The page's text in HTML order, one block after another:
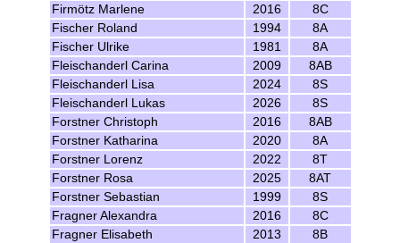
Firmötz Marlene
2016
8C
Fischer Roland
1994
8A
Fischer Ulrike
1981
8A
Fleischanderl Carina
2009
8AB
Fleischanderl Lisa
2024
8S
Fleischanderl Lukas
2026
8S
Forstner Christoph
2016
8AB
Forstner Katharina
2020
8A
Forstner Lorenz
2022
8T
Forstner Rosa
2025
8AT
Forstner Sebastian
1999
8S
Fragner Alexandra
2016
8C
Fragner Elisabeth
2013
8B